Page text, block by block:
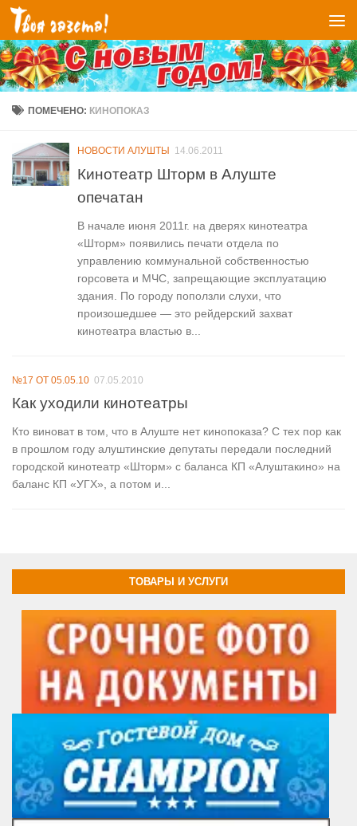
Перейти к содержимому
ПОМЕЧЕНО: КИНОПОКАЗ
НОВОСТИ АЛУШТЫ 14.06.2011
Кинотеатр Шторм в Алуште
опечатан
В начале июня 2011г. на дверях кинотеатра
«Шторм» появились печати отдела по
управлению коммунальной собственностью
горсовета и МЧС, запрещающие эксплуатацию
здания. По городу поползли слухи, что
произошедшее — это рейдерский захват
кинотеатра властью в...
№17 ОТ 05.05.10 07.05.2010
Как уходили кинотеатры
Кто виноват в том, что в Алуште нет кинопоказа? С тех пор как
в прошлом году алуштинские депутаты передали последний
городской кинотеатр «Шторм» с баланса КП «Алуштакино» на
баланс КП «УГХ», а потом и...
ТОВАРЫ И УСЛУГИ